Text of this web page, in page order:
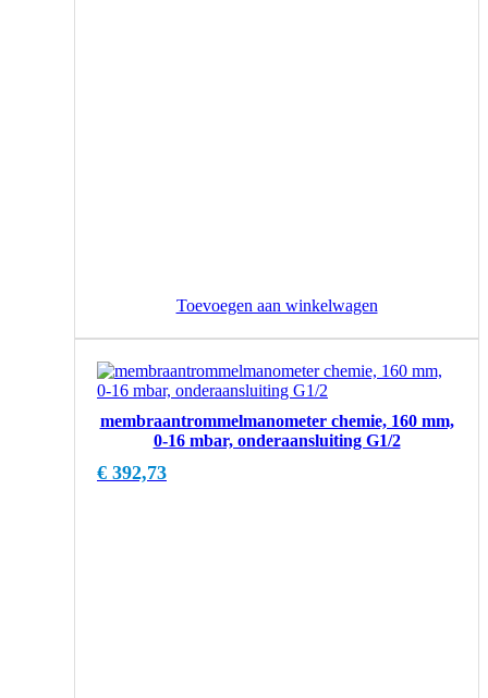
Toevoegen aan winkelwagen
membraantrommelmanometer chemie, 160 mm,
0-16 mbar, onderaansluiting G1/2
€ 392,73